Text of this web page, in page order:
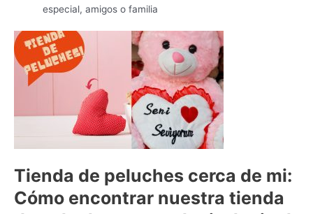
especial, amigos o familia
Tienda de peluches cerca de mi:
Cómo encontrar nuestra tienda